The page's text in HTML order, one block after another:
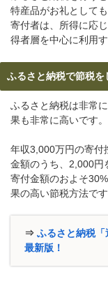
特産品がお礼としても
寄付者は、所得に応
得者層を中心に利用
ふるさと納税で節税を
ふるさと納税は非常
果も非常に高いです。
年収3,000万円の寄付
金額のうち、2,000円
寄付金額のおよそ
果の高い節税方法で
⇒ ふるさと納税
最新版！